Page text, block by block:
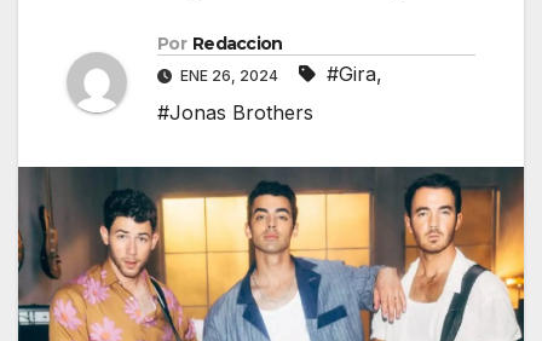
Por Redaccion
ENE 26, 2024 #Gira,
#Jonas Brothers